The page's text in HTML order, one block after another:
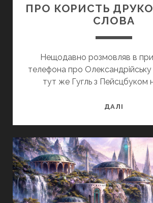
ПРО КОРИСТЬ
СЛОВА
Нещодавно розмовляв в
телефона про Олександрійську
тут же Гугль з Пейсцбуком
ДАЛІ
СЛОВА